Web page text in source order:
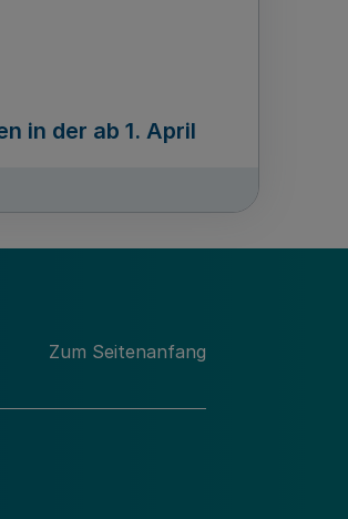
in der ab 1. April
Innovativ &
Zum Seitenanfang